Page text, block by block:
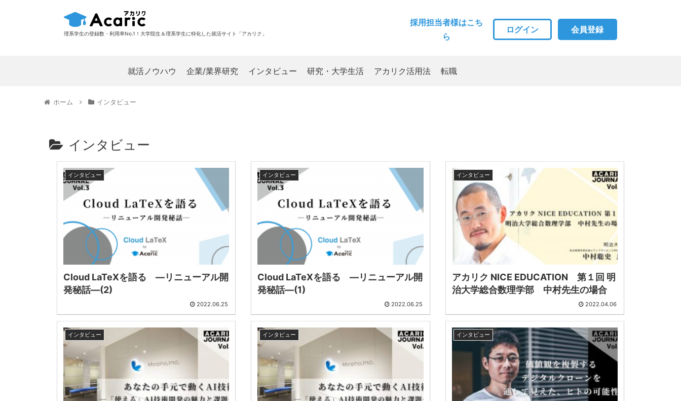
理系学生の登録数・利用率No.1！大学院生＆理系学生に特化した就活サイト「アカリク」
採用担当者様はこち
ら
ログイン 会員登録
就活ノウハウ 企業/業界研究 インタビュー 研究・大学生活 アカリク活用法 転職
ホーム インタビュー
インタビュー
インタビュー
Cloud LaTeXを語る ―リニューアル開
発秘話―(2)
2022.06.25
インタビュー
Cloud LaTeXを語る ―リニューアル開
発秘話―(1)
2022.06.25
インタビュー
アカリク NICE EDUCATION 第１回 明
治大学総合数理学部 中村先生の場合
2022.04.06
インタビュー インタビュー インタビュー